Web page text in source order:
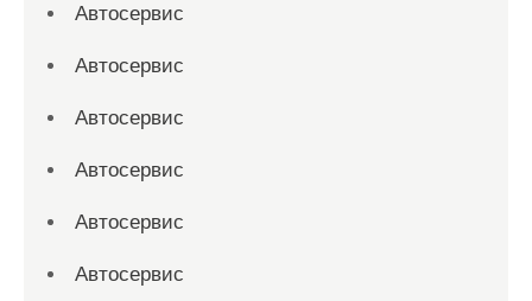
Автосервис
Автосервис
Автосервис
Автосервис
Автосервис
Автосервис